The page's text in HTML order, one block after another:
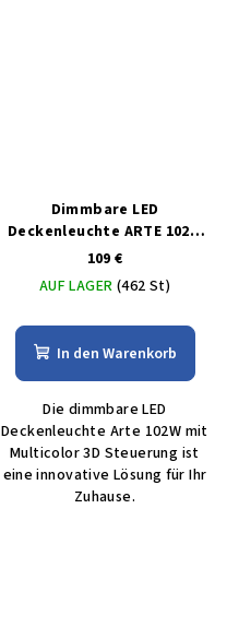
Dimmbare LED
Deckenleuchte ARTE 102W
mit MULTICOLOR 3D-
Steuerung
109 €
AUF LAGER (462 St)
In den Warenkorb
Die dimmbare LED
Deckenleuchte Arte 102W mit
Multicolor 3D Steuerung ist
eine innovative Lösung für Ihr
Zuhause.